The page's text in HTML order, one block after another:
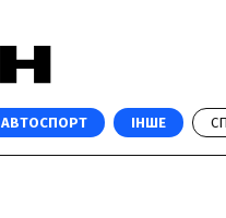
АВТОСПОРТ ІНШЕ